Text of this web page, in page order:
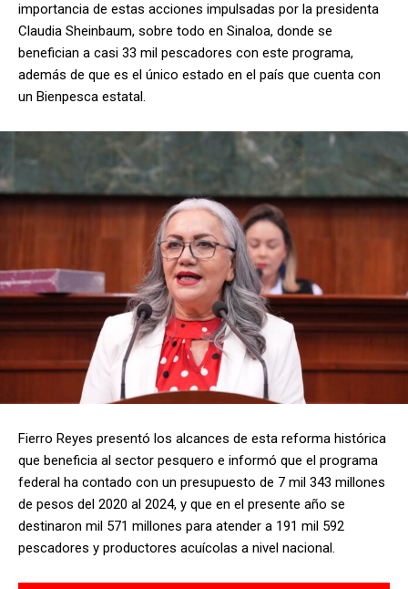
importancia de estas acciones impulsadas por la presidenta
Claudia Sheinbaum, sobre todo en Sinaloa, donde se
benefician a casi 33 mil pescadores con este programa,
además de que es el único estado en el país que cuenta con
un Bienpesca estatal.
Fierro Reyes presentó los alcances de esta reforma histórica
que beneficia al sector pesquero e informó que el programa
federal ha contado con un presupuesto de 7 mil 343 millones
de pesos del 2020 al 2024, y que en el presente año se
destinaron mil 571 millones para atender a 191 mil 592
pescadores y productores acuícolas a nivel nacional.